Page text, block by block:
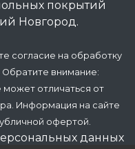
покрытий
Новгород.
согласие на обработку
внимание:
отличаться от
Информация на сайте
офертой.
данных